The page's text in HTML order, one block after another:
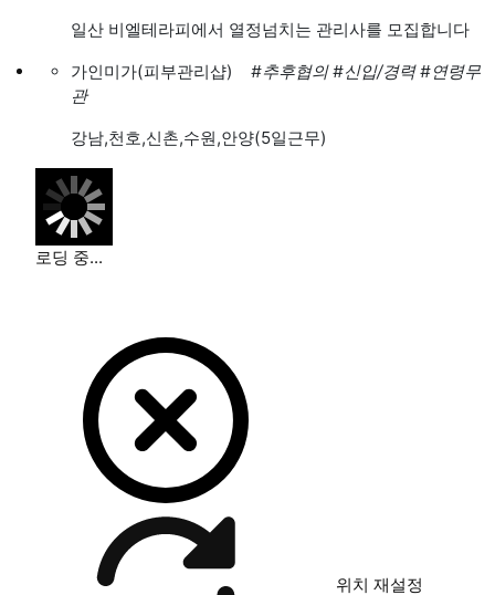
일산 비엘테라피에서 열정넘치는 관리사를 모집합니다
가인미가(피부관리샵)
#추후협의 #신입/경력 #연령무
관
강남,천호,신촌,수원,안양(5일근무)
로딩 중...
분당 서현 vip아로마
연령무관
분당 서현 VIP아로마 직원모집
이미호eyelash
#월급 2,500,000원
원 ~ 550만원(최대) )
이미호속눈썹 (월급 500만이상)
레인 아로마
#일당 300,000원 (그외 인센티브 )